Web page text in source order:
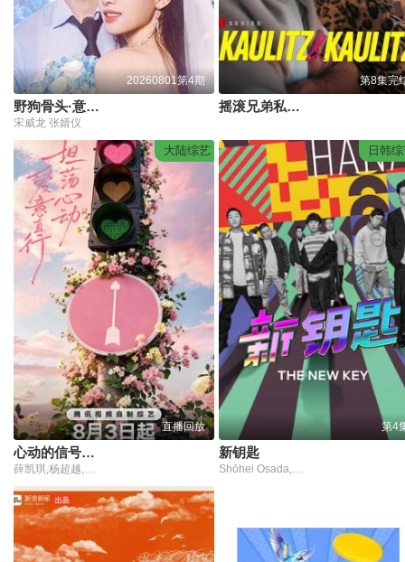
20260801第4期
野狗骨头·意犹未尽
宋威龙 张婧仪
第8集完
摇滚兄弟私生活第三季
大陆综艺
直播回放
心动的信号第9季
薛凯琪,杨超越,代旭,杜海涛,张纯烨
日韩
第4
新钥匙
Shōhei Osada,Shun Matsuo,Soshina